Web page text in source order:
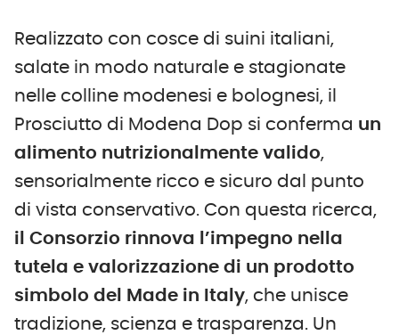
Realizzato con cosce di suini italiani,
salate in modo naturale e stagionate
nelle colline modenesi e bolognesi, il
Prosciutto di Modena Dop si conferma un
alimento nutrizionalmente valido,
sensorialmente ricco e sicuro dal punto
di vista conservativo. Con questa ricerca,
il Consorzio rinnova l’impegno nella
tutela e valorizzazione di un prodotto
simbolo del Made in Italy, che unisce
tradizione, scienza e trasparenza. Un